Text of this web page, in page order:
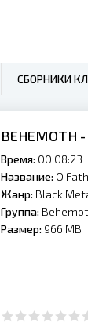
BEHEMOTH
Время: 00:08:23
Название: O
Жанр: Black
Группа:
Размер: 966 MB
СБОРНИКИ